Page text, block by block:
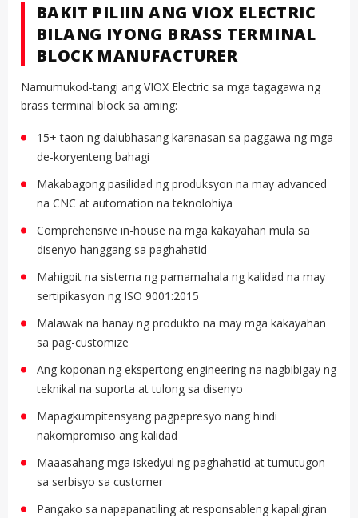
BAKIT PILIIN ANG VIOX ELECTRIC
BILANG IYONG BRASS TERMINAL
BLOCK MANUFACTURER
Namumukod-tangi ang VIOX Electric sa mga tagagawa ng
brass terminal block sa aming:
15+ taon ng dalubhasang karanasan sa paggawa ng mga
de-koryenteng bahagi
Makabagong pasilidad ng produksyon na may advanced
na CNC at automation na teknolohiya
Comprehensive in-house na mga kakayahan mula sa
disenyo hanggang sa paghahatid
Mahigpit na sistema ng pamamahala ng kalidad na may
sertipikasyon ng ISO 9001:2015
Malawak na hanay ng produkto na may mga kakayahan
sa pag-customize
Ang koponan ng ekspertong engineering na nagbibigay ng
teknikal na suporta at tulong sa disenyo
Mapagkumpitensyang pagpepresyo nang hindi
nakompromiso ang kalidad
Maaasahang mga iskedyul ng paghahatid at tumutugon
sa serbisyo sa customer
Pangako sa napapanatiling at responsableng kapaligiran